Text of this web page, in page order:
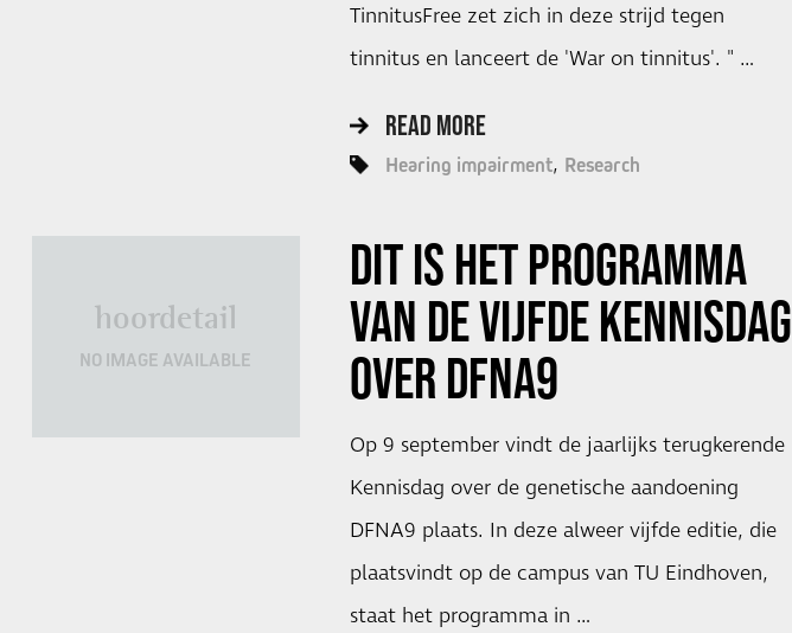
TinnitusFree zet zich in deze strijd tegen
tinnitus en lanceert de 'War on tinnitus'. " …
READ MORE
Hearing impairment Research
hoordetail
NO IMAGE AVAILABLE
DIT IS HET PROGRAMMA
VAN DE VIJFDEKENNISDAG
OVER DFNA9
Op 9 september vindt de jaarlijks terugkerende
Kennisdag over de genetische aandoening
DFNA9 plaats. In deze alweer vijfde editie, die
plaatsvindt op de campus van TU Eindhoven,
staat het programma in …